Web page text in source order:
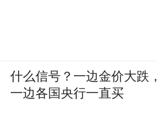
什么信号？一边金价大跌，
一边各国央行一直买